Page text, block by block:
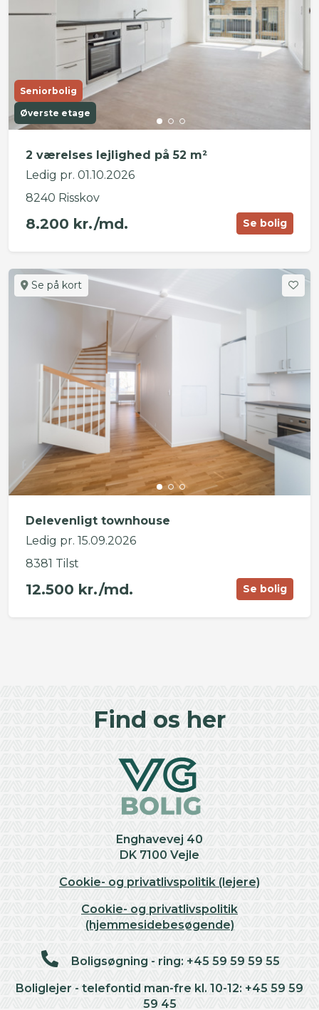
Seniorbolig
Øverste etage
2 værelses lejlighed på 52 m²
Ledig pr. 01.10.2026
8240 Risskov
8.200 kr./md. Se bolig
Se på kort
Delevenligt townhouse
Ledig pr. 15.09.2026
8381 Tilst
12.500 kr./md. Se bolig
Find os her
Enghavevej 40
DK 7100 Vejle
Cookie- og privatlivspolitik (lejere)
Cookie- og privatlivspolitik
(hjemmesidebesøgende)
Boligsøgning - ring: +45 59 59 59 55
Boliglejer - telefontid man-fre kl. 10-12: +45 59 59
59 45